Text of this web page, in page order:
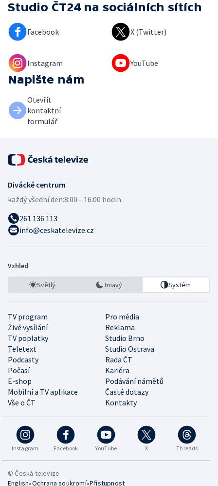
Studio ČT24 na sociálních sítích
Facebook X (Twitter)
Instagram YouTube
Napište nám
Otevřít
kontaktní
formulář
Divácké centrum
každý všední den:8:00—16:00 hodin
261 136 113
info@ceskatelevize.cz
Vzhled
Světlý Tmavý Systém
TV program
Pro média
Živé vysílání
Reklama
TV poplatky
Studio Brno
Teletext
Studio Ostrava
Podcasty
Rada ČT
Počasí
Kariéra
E-shop
Podávání námětů
Mobilní a TV aplikace
Časté dotazy
Vše o ČT
Kontakty
Instagram Facebook YouTube X Threads
© Česká televize
English•Ochrana soukromí•Přístupnost